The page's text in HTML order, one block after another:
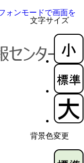
文字サイズ
背景色変更
ォンモードで画面を